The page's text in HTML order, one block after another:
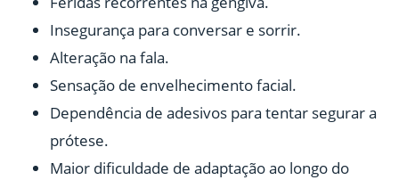
Insegurança para conversar e sorrir.
Alteração na fala.
Sensação de envelhecimento facial.
Dependência de adesivos para tentar segurar a
prótese.
Maior dificuldade de adaptação ao longo do